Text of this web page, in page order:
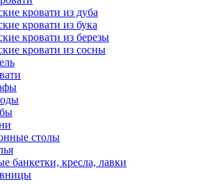
кровати из дуба
кровати из бука
кровати из березы
кровати из сосны
столы
банкетки, кресла, лавки